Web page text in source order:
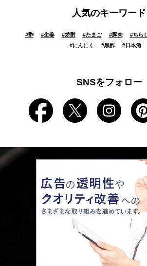
人気のキーワード
#酢 #生姜 #焼酎 #たまご #豚肉 #ちら
#にんにく #黒酢 #日本酒
SNSをフォロー